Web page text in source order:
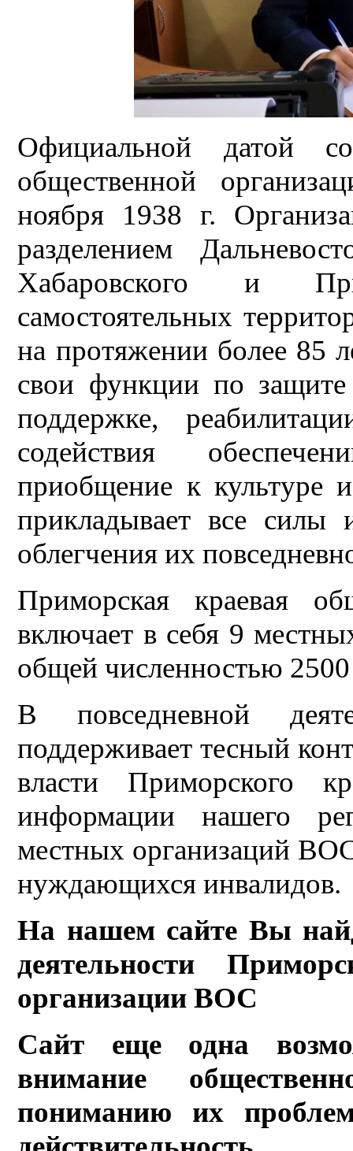
Официальной датой
общественной
ноября 1938 г.
разделением
Хабаровского и
самостоятельных
на протяжении более 85
свои функции по защите
поддержке,
содействия
приобщение к культуре
прикладывает все силы
облегчения их
Приморская краевая
включает в себя 9
общей численностью 2500
В повседневной
поддерживает тесный
власти Приморского
информации нашего
местных организаций
нуждающихся инвалидов.
На нашем сайте Вы
деятельности
организации ВОС
Сайт еще одна
внимание
пониманию их